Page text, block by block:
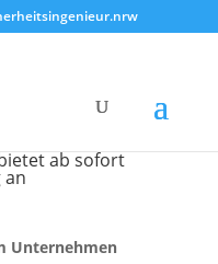
ab sofort
an
Unternehmen